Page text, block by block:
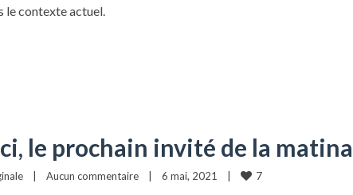
le contexte actuel.
le prochain invité de la
Aucun commentaire 6 mai, 2021 7